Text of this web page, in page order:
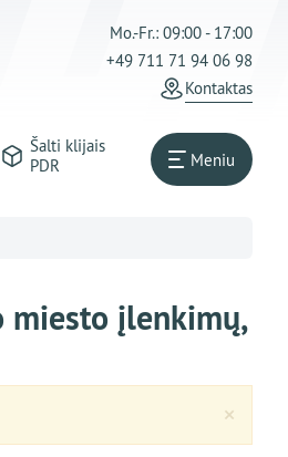
Mo.-Fr.: 09:00 - 17:00
+49 711 71 94 06 98
Kontaktas
Šalti klijais
PDR
Meniu
miesto įlenkimų,
×